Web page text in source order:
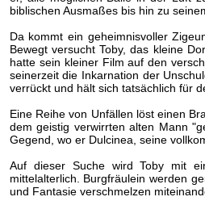
biblischen Ausmaßes bis hin zu
Da kommt ein geheimnisvoller
Bewegt versucht Toby, das kleine
hatte sein kleiner Film auf den
seinerzeit die Inkarnation der
verrückt und hält sich tatsächlich für
Eine Reihe von Unfällen löst einen
dem geistig verwirrten alten Mann
Gegend, wo er Dulcinea, seine
Auf dieser Suche wird Toby mit
mittelalterlich. Burgfräulein werden
und Fantasie verschmelzen